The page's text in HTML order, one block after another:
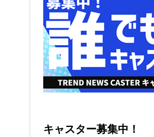
キャスター募集中！